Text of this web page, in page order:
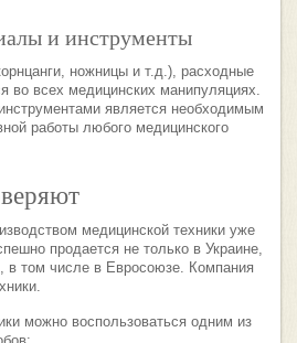
и инструменты
ножницы и т.д.), расходные
во всех медицинских манипуляциях.
является необходимым
работы любого медицинского
медицинской техники уже
продается не только в Украине,
в том числе в Евросоюзе. Компания
можно воспользоваться одним из